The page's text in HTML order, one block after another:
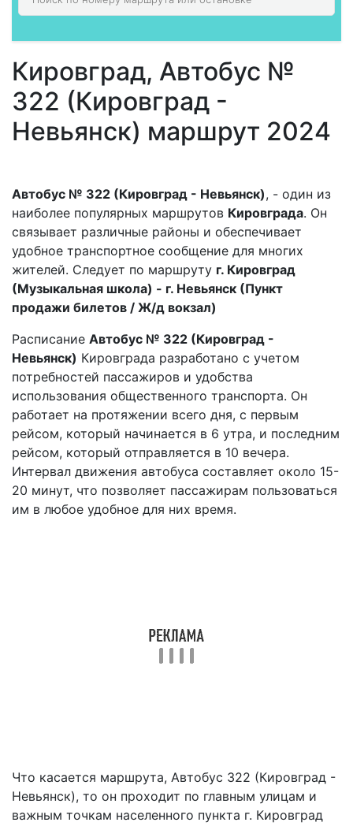
Кировград, Автобус №
322 (Кировград -
Невьянск) маршрут 2024
Автобус № 322 (Кировград - Невьянск), - один из
наиболее популярных маршрутов Кировграда. Он
связывает различные районы и обеспечивает
удобное транспортное сообщение для многих
жителей. Следует по маршруту г. Кировград
(Музыкальная школа) - г. Невьянск (Пункт
продажи билетов / Ж/д вокзал)
Расписание Автобус № 322 (Кировград -
Невьянск) Кировграда разработано с учетом
потребностей пассажиров и удобства
использования общественного транспорта. Он
работает на протяжении всего дня, с первым
рейсом, который начинается в 6 утра, и последним
рейсом, который отправляется в 10 вечера.
Интервал движения автобуса составляет около 15-
20 минут, что позволяет пассажирам пользоваться
им в любое удобное для них время.
Что касается маршрута, Автобус 322 (Кировград -
Невьянск), то он проходит по главным улицам и
важным точкам населенного пункта г. Кировград